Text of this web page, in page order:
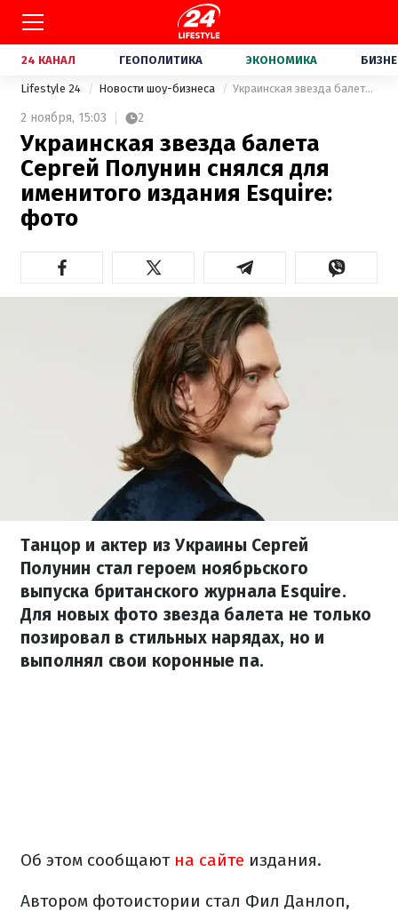
24 КАНАЛ ГЕОПОЛИТИКА ЭКОНОМИКА
Lifestyle 24 Новости шоу-бизнеса Украинская звезда балета Сергей Полунин снялся для именитого издания Esquire: фото
2 ноября, 15:03 2
Украинская звезда балета
Сергей Полунин снялся для
именитого издания Esquire:
фото
Танцор и актер из Украины Сергей
Полунин стал героем ноябрьского
выпуска британского журнала Esquire.
Для новых фото звезда балета не только
позировал в стильных нарядах, но и
выполнял свои коронные па.
Об этом сообщаютна сайте издания.
Автором фотоистории стал Фил Данлоп,